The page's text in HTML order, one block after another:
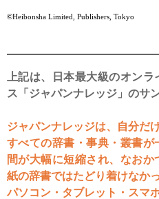
©Heibonsha Limited, Publishers, Tokyo
上記は、日本最大級のオン
ス「ジャパンナレッジ」のサ
ジャパンナレッジは、自分だ
すべての辞書・事典・叢書
間が大幅に短縮され、なおか
紙の辞書ではたどり着けなか
パソコン・タブレット・スマ